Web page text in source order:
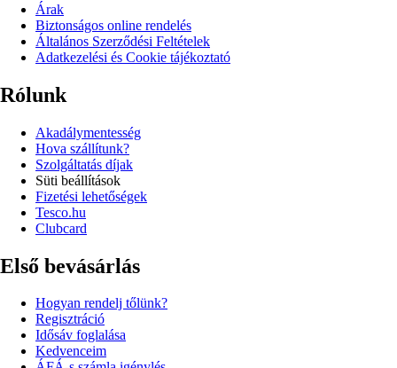
Árak
Biztonságos online rendelés
Általános Szerződési Feltételek
Adatkezelési és Cookie tájékoztató
Rólunk
Akadálymentesség
Hova szállítunk?
Szolgáltatás díjak
Süti beállítások
Fizetési lehetőségek
Tesco.hu
Clubcard
Első bevásárlás
Hogyan rendelj tőlünk?
Regisztráció
Idősáv foglalása
Kedvenceim